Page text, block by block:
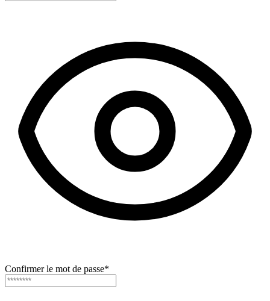
Confirmer le mot de passe*